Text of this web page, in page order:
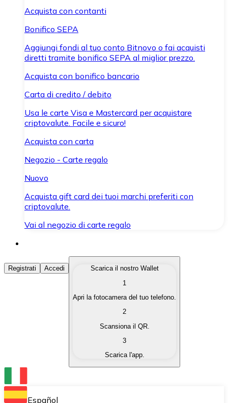
Acquista con contanti
Bonifico SEPA
Aggiungi fondi al tuo conto Bitnovo o fai acquisti
diretti tramite bonifico SEPA al miglior prezzo.
Acquista con bonifico bancario
Carta di credito / debito
Usa le carte Visa e Mastercard per acquistare
criptovalute. Facile e sicuro!
Acquista con carta
Negozio - Carte regalo
Nuovo
Acquista gift card dei tuoi marchi preferiti con
criptovalute.
Vai al negozio di carte regalo
Acquista Criptovalute
Acquista le criptovalute che ti interessano in modo
Converti le tue criptovalute in valuta fiat quando ne
Scambia una criptovaluta con un'altra
Conserva le tue cripto in un Wallet self-custodial.
Registrati Accedi
Scarica il nostro Wallet
1
Apri la fotocamera del tuo telefono.
2
Scansiona il QR.
3
Scarica l'app.
Español